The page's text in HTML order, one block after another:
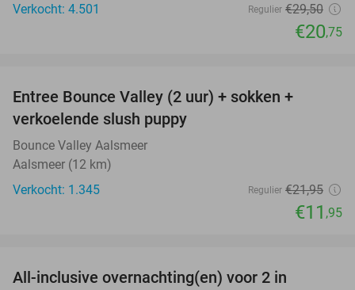
Verkocht: 4.501
Regulier €29,50
€20,75
Entree Bounce Valley (2 uur) + sokken +
verkoelende slush puppy
Bounce Valley Aalsmeer
Aalsmeer (12 km)
Verkocht: 1.345
Regulier €21,95
€11 ,95
All-inclusive overnachting(en) voor 2 in